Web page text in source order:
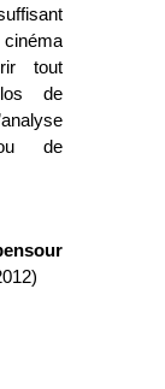
tout
de
de